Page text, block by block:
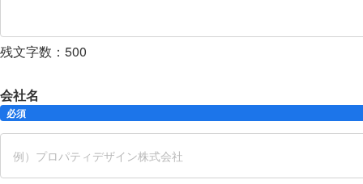
残文字数： 500
会社名
必須